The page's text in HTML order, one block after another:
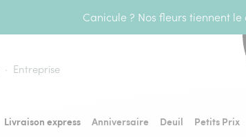
Canicule ? Nos fleurs tiennent
Entreprise
Livraison express Anniversaire Deuil Petits Prix